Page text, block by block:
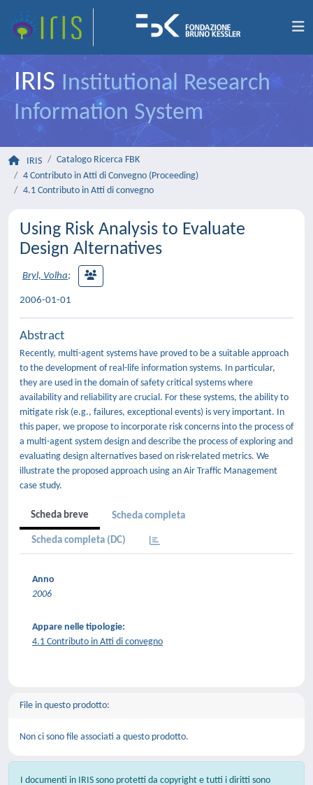
IRIS Institutional Research
Information System
IRIS
Catalogo Ricerca FBK
4 Contributo in Atti di Convegno (Proceeding)
4.1 Contributo in Atti di convegno
Using Risk Analysis to Evaluate
Design Alternatives
Bryl, Volha;
2006-01-01
Abstract
Recently, multi-agent systems have proved to be a suitable approach
to the development of real-life information systems. In particular,
they are used in the domain of safety critical systems where
availability and reliability are crucial. For these systems, the ability to
mitigate risk (e.g., failures, exceptional events) is very important. In
this paper, we propose to incorporate risk concerns into the process of
a multi-agent system design and describe the process of exploring and
evaluating design alternatives based on risk-related metrics. We
illustrate the proposed approach using an Air Trafﬁc Management
case study.
Scheda breve Scheda completa
Scheda completa (DC)
Anno
2006
Appare nelle tipologie:
4.1 Contributo in Atti di convegno
File in questo prodotto:
Non ci sono file associati a questo prodotto.
I documenti in IRIS sono protetti da copyright e tutti i diritti sono